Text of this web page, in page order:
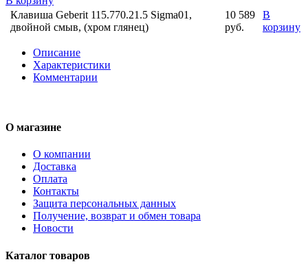
Клавиша Geberit 115.770.21.5 Sigma01,
двойной смыв, (хром глянец)
10 589
руб.
В
корзину
Описание
Характеристики
Комментарии
О магазине
О компании
Доставка
Оплата
Контакты
Защита персональных данных
Получение, возврат и обмен товара
Новости
Каталог товаров